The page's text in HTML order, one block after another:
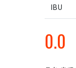
IBU
0.0